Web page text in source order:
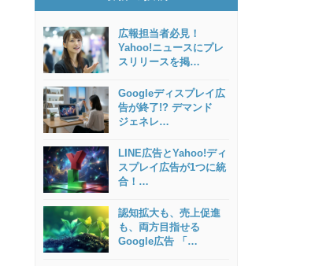
広報担当者必見！
Yahoo!ニュースにプレ
スリリースを掲…
Googleディスプレイ広
告が終了!? デマンド
ジェネレ…
LINE広告とYahoo!ディ
スプレイ広告が1つに統
合！ …
認知拡大も、売上促進
も、両方目指せる
Google広告 「 …